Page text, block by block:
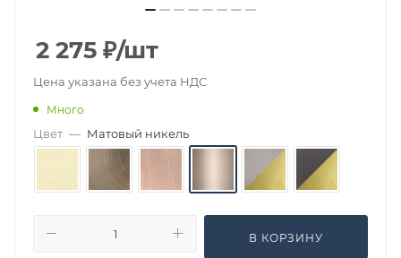
2 275 ₽/шт
Цена указана без учета НДС
Много
Цвет — Матовый никель
В КОРЗИНУ